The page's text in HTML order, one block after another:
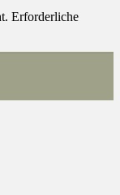
Erforderliche